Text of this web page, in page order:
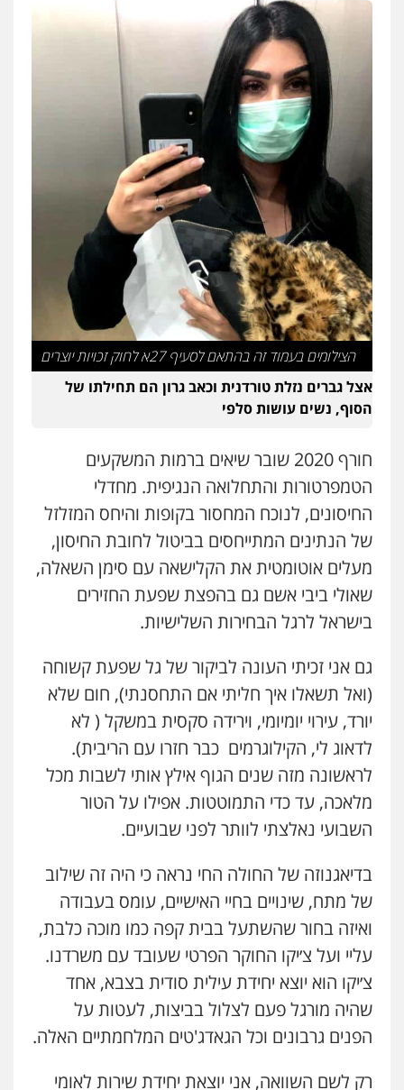
הצילומים בעמוד זה בהתאם לסעיף 27א לחוק זכויות יוצרים
אצל גברים נזלת טורדנית וכאב גרון הם תחילתו של
הסוף, נשים עושות סלפי
חורף 2020 שובר שיאים ברמות המשקעים
הטמפרטורות והתחלואה הנגיפית. מחדלי
החיסונים, לנוכח המחסור בקופות והיחס המזלזל
של הנתינים המתייחסים בביטול לחובת החיסון,
מעלים אוטומטית את הקלישאה עם סימן השאלה,
שאולי ביבי אשם גם בהפצת שפעת החזירים
בישראל לרגל הבחירות השלישיות.
גם אני זכיתי העונה לביקור של גל שפעת קשוחה
(ואל תשאלו איך חליתי אם התחסנתי), חום שלא
יורד, עירוי יומיומי, וירידה סקסית במשקל ( לא
לדאוג לי, הקילוגרמים כבר חזרו עם הריבית).
לראשונה מזה שנים הגוף אילץ אותי לשבות מכל
מלאכה, עד כדי התמוטטות. אפילו על הטור
השבועי נאלצתי לוותר לפני שבועיים.
בדיאגנוזה של החולה החי נראה כי היה זה שילוב
של מתח, שינויים בחיי האישיים, עומס בעבודה
ואיזה בחור שהשתעל בבית קפה כמו מוכה כלבת,
עליי ועל צ׳יקו החוקר הפרטי שעובד עם משרדנו.
צ׳יקו הוא יוצא יחידת עילית סודית בצבא, אחד
שהיה מורגל פעם לצלול בביצות, לעטות על
הפנים גרבונים וכל הגאדג'טים המלחמתיים האלה.
רק לשם השוואה, אני יוצאת יחידת שירות לאומי